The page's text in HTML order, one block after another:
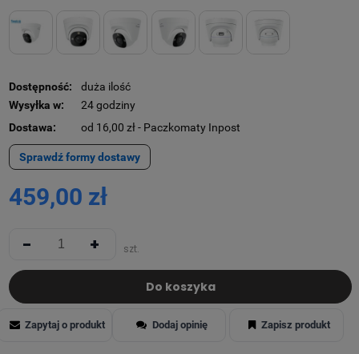
Dostępność:
duża ilość
Wysyłka w:
24 godziny
Dostawa:
od 16,00 zł- Paczkomaty Inpost
Sprawdź formy dostawy
459,00 zł
- + szt.
Do koszyka
Zapytaj o produkt Dodaj opinię Zapisz produkt